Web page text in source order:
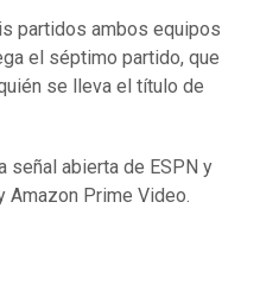
partidos ambos equipos
el séptimo partido, que
se lleva el título de
señal abierta de ESPN y
Amazon Prime Video.